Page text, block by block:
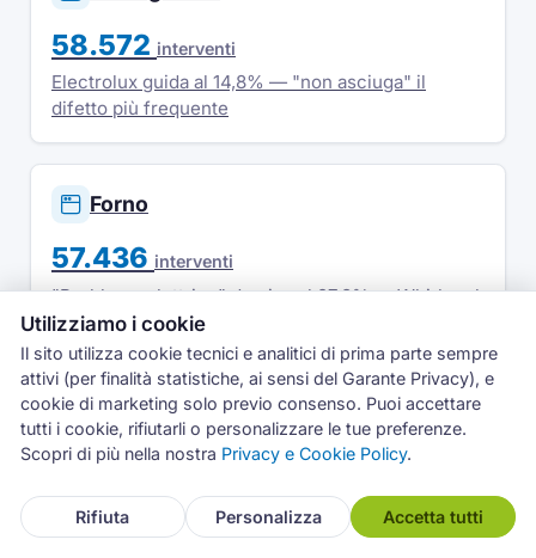
58.572 interventi
Electrolux guida al 14,8% — "non asciuga" il
difetto più frequente
Forno
57.436 interventi
"Problema elettrico" domina al 27,8% — Whirlpool
il marchio più riparato
Fonte e metodologia
I dati si riferiscono agli interventi su piani cottura
Utilizziamo i cookie
Il sito utilizza cookie tecnici e analitici di prima parte sempre
attivi (per finalità statistiche, ai sensi del Garante Privacy), e
cookie di marketing solo previo consenso. Puoi accettare
tutti i cookie, rifiutarli o personalizzare le tue preferenze.
Scopri di più nella nostra Privacy e Cookie Policy.
Rifiuta Personalizza Accetta tutti